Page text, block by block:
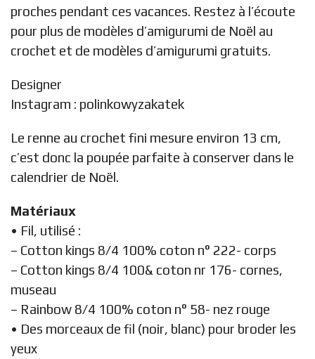
proches pendant ces vacances. Restez à l’écoute
pour plus de modèles d’amigurumi de Noël au
crochet et de modèles d’amigurumi gratuits.
Designer
Instagram : polinkowyzakatek
Le renne au crochet fini mesure environ 13 cm,
c’est donc la poupée parfaite à conserver dans le
calendrier de Noël.
Matériaux
• Fil, utilisé :
– Cotton kings 8/4 100% coton n° 222- corps
– Cotton kings 8/4 100& coton nr 176- cornes,
museau
– Rainbow 8/4 100% coton n° 58- nez rouge
• Des morceaux de fil (noir, blanc) pour broder les
yeux